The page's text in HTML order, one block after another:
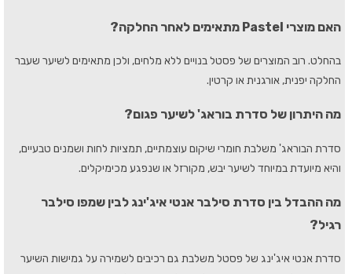
האם מוצרי Pastel מתאימים לאחר החלקה?
בהחלט. רוב המוצרים של פסטל בנויים ללא מלחים, ולכן מתאימים לשיער שעבר
החלקה יפנית, אורגנית או קרטין.
מה היתרון של סדרת בוראג' לשיער פגום?
סדרת הבוראג' משלבת חומרי שיקום עוצמתיים, תמציות לחות ושמנים טבעיים,
והיא מיועדת במיוחד לשיער יבש, מקורזל או שנפגע מכימיקלים.
מה ההבדל בין סדרת סילבר אנטי איג'ינג לבין שמפו סילבר
רגיל?
סדרת אנטי איג'ינג של פסטל משלבת גם רכיבים לשמירה על גמישות השיער